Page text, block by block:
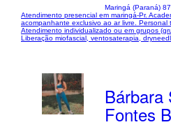
Maringá (Paraná)
Atendimento presencial em maringá-Pr.
acompanhante exclusivo ao ar livre. Personal
Atendimento individualizado ou em grupos
Liberação miofascial, ventosaterapia,
Bárbara
Fontes